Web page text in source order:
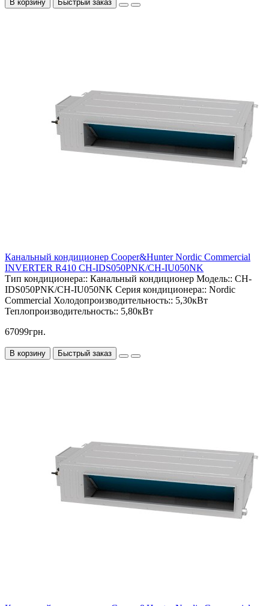
В корзину Быстрый заказ
Канальный кондиционер Cooper&Hunter Nordic Commercial
INVERTER R410 CH-IDS050PNK/CH-IU050NK
Тип кондиционера:: Канальный кондиционер Модель:: CH-
IDS050PNK/CH-IU050NK Серия кондиционера:: Nordic
Commercial Холодопроизводительность:: 5,30кВт
Теплопроизводительность:: 5,80кВт
67099грн.
В корзину Быстрый заказ